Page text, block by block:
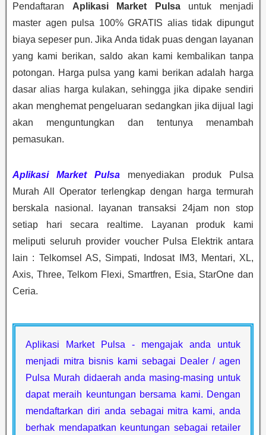
Pendaftaran Aplikasi Market Pulsauntuk menjadi
master agen pulsa 100% GRATIS alias tidak dipungut
biaya sepeser pun. Jika Anda tidak puas dengan layanan
yang kami berikan, saldo akan kami kembalikan tanpa
potongan. Harga pulsa yang kami berikan adalah harga
dasar alias harga kulakan, sehingga jika dipake sendiri
akan menghemat pengeluaran sedangkan jika dijual lagi
akan menguntungkan dan tentunya menambah
pemasukan.
Aplikasi Market Pulsa menyediakan produk Pulsa
Murah All Operator terlengkap dengan harga termurah
berskala nasional. layanan transaksi 24jam non stop
setiap hari secara realtime. Layanan produk kami
meliputi seluruh provider voucher Pulsa Elektrik antara
lain : Telkomsel AS, Simpati, Indosat IM3, Mentari, XL,
Axis, Three, Telkom Flexi, Smartfren, Esia, StarOne dan
Ceria.
Aplikasi Market Pulsa - mengajak anda untuk
menjadi mitra bisnis kami sebagai Dealer / agen
Pulsa Murah didaerah anda masing-masing untuk
dapat meraih keuntungan bersama kami. Dengan
mendaftarkan diri anda sebagai mitra kami, anda
berhak mendapatkan keuntungan sebagai retailer